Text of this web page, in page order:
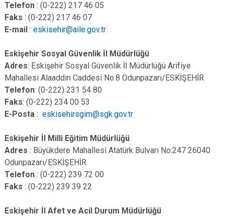
Telefon : (0-222) 217 46 05
Faks : (0-222) 217 46 07
E-mail : eskisehir@aile.gov.tr
Eskişehir Sosyal Güvenlik İl Müdürlüğü
Adres: Eskişehir Sosyal Güvenlik İl Müdürlüğü Arifiye
Mahallesi Alaaddin Caddesi No:8 Odunpazarı/ESKİŞEHİR
Telefon: (0-222) 231 54 80
Faks: (0-222) 234 00 53
E-Posta : eskisehirsgim@sgk.gov.tr
Eskişehir İl Milli Eğitim Müdürlüğü
Adres : Büyükdere Mahallesi Atatürk Bulvarı No:247 26040
Odunpazarı/ESKİŞEHİR
Telefon : (0-222) 239 72 00
Faks : (0-222) 239 39 22
Eskişehir İl Afet ve Acil Durum Müdürlüğü